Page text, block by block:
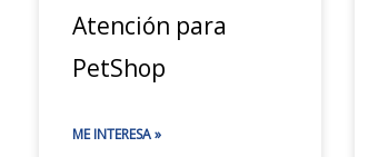
Atención para
PetShop
ME INTERESA »